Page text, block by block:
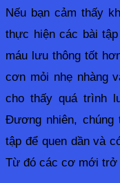
Nếu bạn cảm thấy
thực hiện các bài
máu lưu thông tốt
cơn mỏi nhẹ nhàng
cho thấy quá trình
Đương nhiên, chúng
tập để quen dần và
Từ đó các cơ mới trở